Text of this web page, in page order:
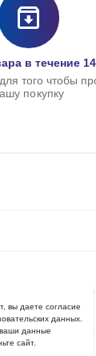
в течение
того чтобы
покупку
вы даете согласие
данных.
данные
сайт.